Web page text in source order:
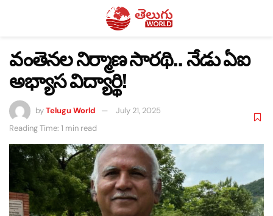
వంతెనల నిర్మాణ సారథి.. నేడు ఏఐ
అభ్యాస విద్యార్థి!
byTelugu World
July 21, 2025
Reading Time: 1 min read